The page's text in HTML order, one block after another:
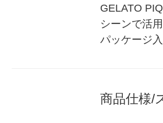
GELATO
シーンで活
パッケージ
商品仕様/